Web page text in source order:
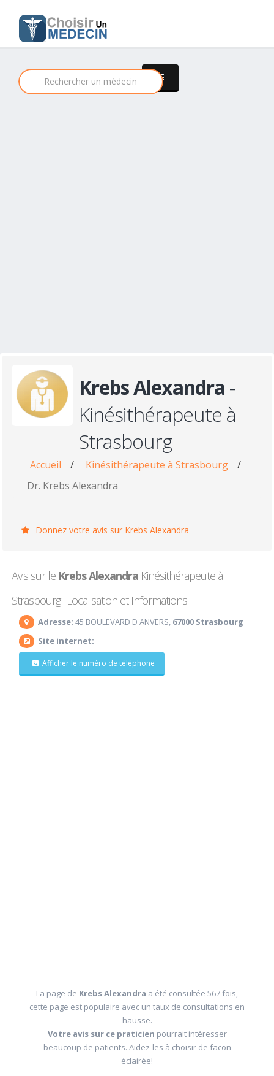
Krebs Alexandra -
Kinésithérapeute à
Strasbourg
Accueil / Kinésithérapeute à Strasbourg
/
Dr. Krebs Alexandra
Donnez votre avis sur Krebs Alexandra
Avis sur le Krebs Alexandra Kinésithérapeute à
Strasbourg : Localisation et Informations
Adresse: 45 BOULEVARD D ANVERS, 67000 Strasbourg
Site internet:
Afficher le numéro de téléphone
La page de Krebs Alexandra a été consultée 567 fois,
cette page est populaire avec un taux de consultations en
hausse.
Votre avis sur ce praticien pourrait intéresser
beaucoup de patients. Aidez-les à choisir de facon
éclairée!